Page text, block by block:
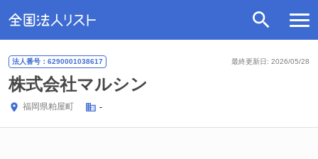
最終更新日: 2026/05/28
法人番号：6290001038617
株式会社マルシン
福岡県粕屋町 -